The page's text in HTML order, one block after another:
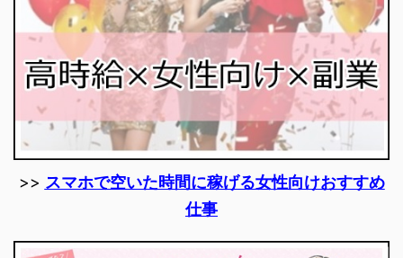
>> スマホで空いた時間に稼げる女性向けおすすめ
仕事